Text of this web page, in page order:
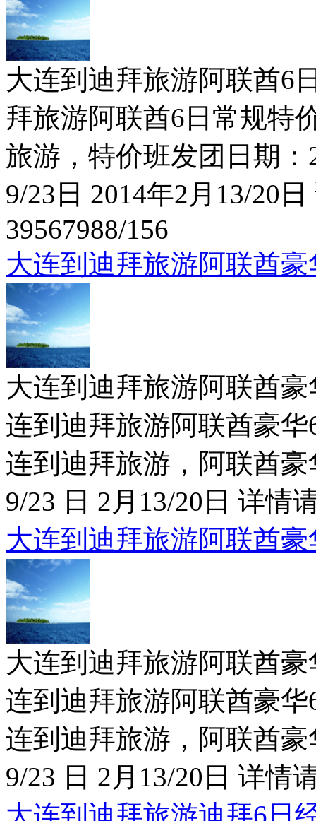
大连到迪拜旅游阿联酋6
拜旅游阿联酋6日常规特
旅游，特价班发团日期：
9/23日 2014年2月13/20
39567988/156
大连到迪拜旅游阿联酋
大连到迪拜旅游阿联酋
连到迪拜旅游阿联酋豪
连到迪拜旅游，阿联酋
9/23 日 2月13/20日 详情
大连到迪拜旅游阿联酋
大连到迪拜旅游阿联酋
连到迪拜旅游阿联酋豪
连到迪拜旅游，阿联酋
9/23 日 2月13/20日 详情